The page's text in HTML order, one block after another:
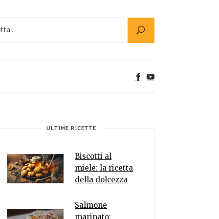
Utility
Alimenti
Rumors
ULTIME RICETTE
Biscotti al
miele: la ricetta
della dolcezza
Salmone
marinato: